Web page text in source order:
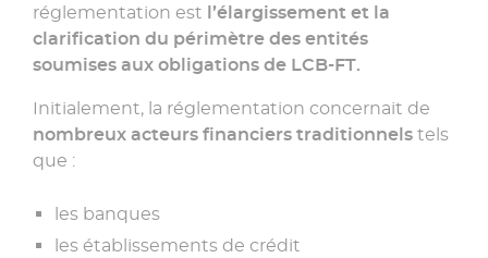
réglementation est l’élargissement et la
clarification du périmètre des entités
soumises aux obligations de LCB-FT.
Initialement, la réglementation concernait de
nombreux acteurs financiers traditionnels tels
que :
les banques
les établissements de crédit